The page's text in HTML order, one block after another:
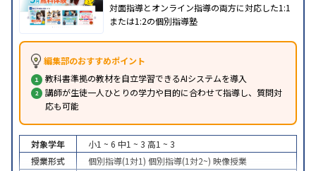
対面指導とオンライン指導の両方に対応した1:1
または1:2の個別指導塾
編集部のおすすめポイント
教科書準拠の教材を自立学習できるAIシステムを導入
講師が生徒一人ひとりの学力や目的に合わせて指導し、質問対
応も可能
対象学年 小1 ~ 6 中1 ~ 3 高1 ~ 3
授業形式
個別指導(1対1) 個別指導(1対2~) 映像授業